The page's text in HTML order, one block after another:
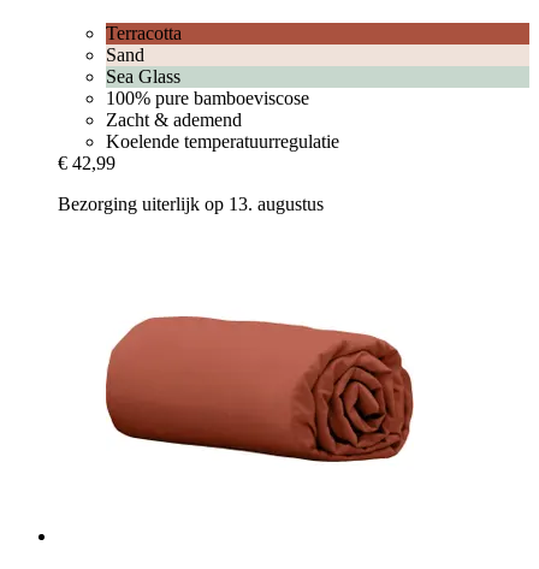
Terracotta
Sand
Sea Glass
100% pure bamboeviscose
Zacht & ademend
Koelende temperatuurregulatie
€ 42,99
Bezorging uiterlijk op 13. augustus